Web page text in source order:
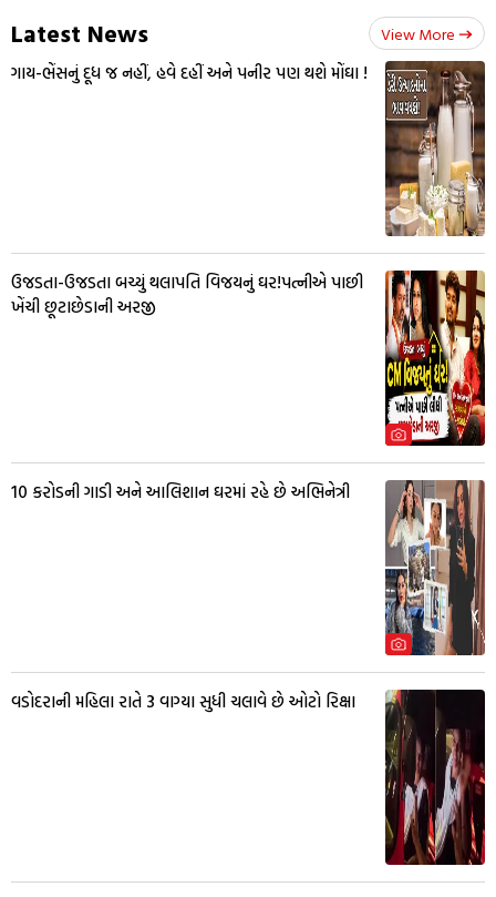
Latest News View More
ગાય-ભેંસનું દૂધ જ નહીં, હવે દહીં અને પનીર પણ થશે મોંઘા !
ઉજડતા-ઉજડતા બચ્યું થલાપતિ વિજયનું ઘર!પત્નીએ પાછી
ખેંચી છૂટાછેડાની અરજી
10 કરોડની ગાડી અને આલિશાન ઘરમાં રહે છે અભિનેત્રી
વડોદરાની મહિલા રાતે 3 વાગ્યા સુધી ચલાવે છે ઓટો રિક્ષા